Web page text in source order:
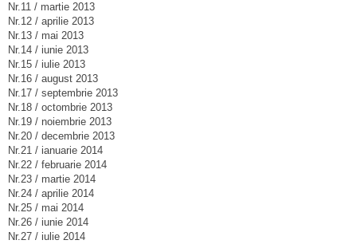
Nr.11 / martie 2013
Nr.12 / aprilie 2013
Nr.13 / mai 2013
Nr.14 / iunie 2013
Nr.15 / iulie 2013
Nr.16 / august 2013
Nr.17 / septembrie 2013
Nr.18 / octombrie 2013
Nr.19 / noiembrie 2013
Nr.20 / decembrie 2013
Nr.21 / ianuarie 2014
Nr.22 / februarie 2014
Nr.23 / martie 2014
Nr.24 / aprilie 2014
Nr.25 / mai 2014
Nr.26 / iunie 2014
Nr.27 / iulie 2014